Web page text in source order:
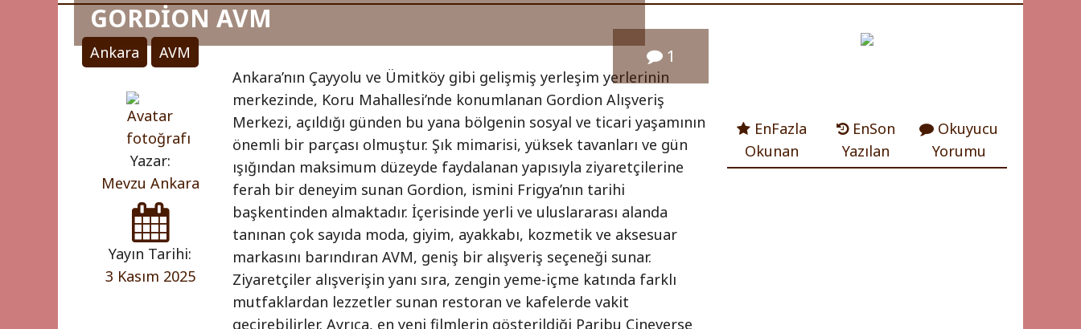
Ankara AVM 1
GORDİON AVM
Yazar:
Mevzu Ankara
Yayın Tarihi:
3 Kasım 2025
Ankara’nın Çayyolu ve Ümitköy gibi gelişmiş yerleşim yerlerinin
merkezinde, Koru Mahallesi’nde konumlanan Gordion Alışveriş
Merkezi, açıldığı günden bu yana bölgenin sosyal ve ticari yaşamının
önemli bir parçası olmuştur. Şık mimarisi, yüksek tavanları ve gün
ışığından maksimum düzeyde faydalanan yapısıyla ziyaretçilerine
ferah bir deneyim sunan Gordion, ismini Frigya’nın tarihi
başkentinden almaktadır. İçerisinde yerli ve uluslararası alanda
tanınan çok sayıda moda, giyim, ayakkabı, kozmetik ve aksesuar
markasını barındıran AVM, geniş bir alışveriş seçeneği sunar.
Ziyaretçiler alışverişin yanı sıra, zengin yeme-içme katında farklı
mutfaklardan lezzetler sunan restoran ve kafelerde vakit
geçirebilirler. Ayrıca, en yeni filmlerin gösterildiği Paribu Cineverse
EnFazla
Okunan
EnSon
Yazılan
Okuyucu
Yorumu